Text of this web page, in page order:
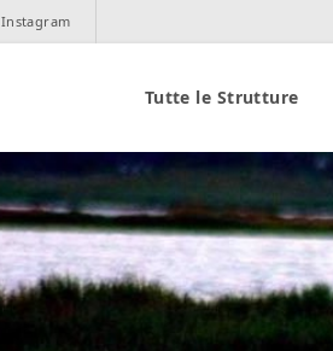
Instagram
Tutte le Strutture